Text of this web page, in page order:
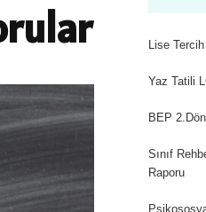
Lise
Yaz Tatili
BEP
Sınıf
Raporu